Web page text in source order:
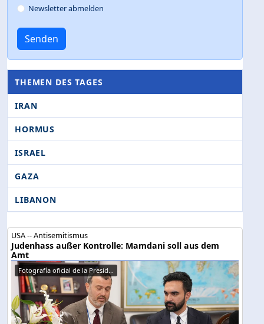
Newsletter abmelden
Senden
THEMEN DES TAGES
IRAN
HORMUS
ISRAEL
GAZA
LIBANON
USA -- Antisemitismus
Judenhass außer Kontrolle: Mamdani soll aus dem
Amt
Fotografía oficial de la Presid...